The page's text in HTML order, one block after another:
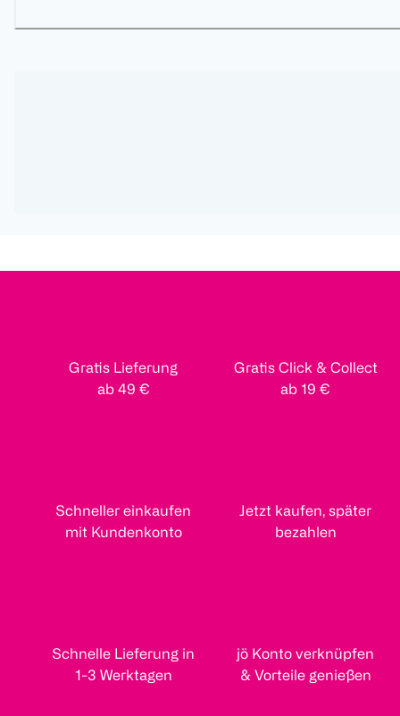
Gratis Lieferung
ab 49 €
Gratis Click & Collect
ab 19 €
Schneller einkaufen
mit Kundenkonto
Jetzt kaufen, später
bezahlen
Schnelle Lieferung in
1-3 Werktagen
jö Konto verknüpfen
& Vorteile genießen